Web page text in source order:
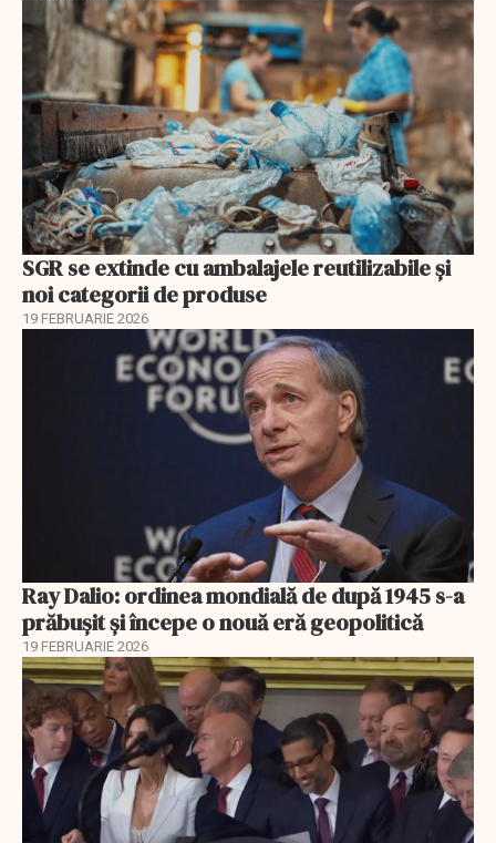
SGR se extinde cu ambalajele reutilizabile și
noi categorii de produse
19 FEBRUARIE 2026
Ray Dalio: ordinea mondială de după 1945 s-a
prăbușit și începe o nouă eră geopolitică
19 FEBRUARIE 2026